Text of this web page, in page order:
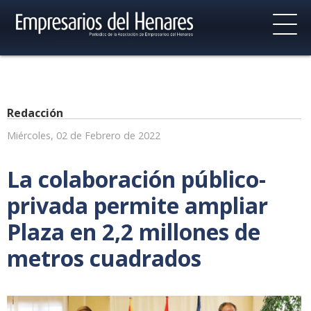
Redacción
Miércoles, 02 de Febrero de 2022
La colaboración público-
privada permite ampliar
Plaza en 2,2 millones de
metros cuadrados